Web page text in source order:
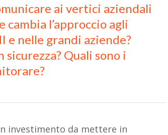
ai vertici aziendali
l’approccio agli
nelle grandi aziende?
Quali sono i
investimento da mettere in